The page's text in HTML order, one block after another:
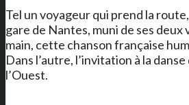
Tel un voyageur qui prend la
gare de Nantes, muni de ses deux
main, cette chanson française
Dans l’autre, l’invitation à la
l’Ouest.